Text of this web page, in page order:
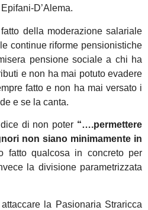
D’Alema.
della moderazione salariale
continue riforme pensionistiche
pensione sociale a chi ha
e non ha mai potuto evadere
fatto e non ha mai versato i
e se la canta.
di non poter “….permettere
non siano minimamente in
fatto qualcosa in concreto per
la divisione parametrizzata
la Pasionaria Straricca